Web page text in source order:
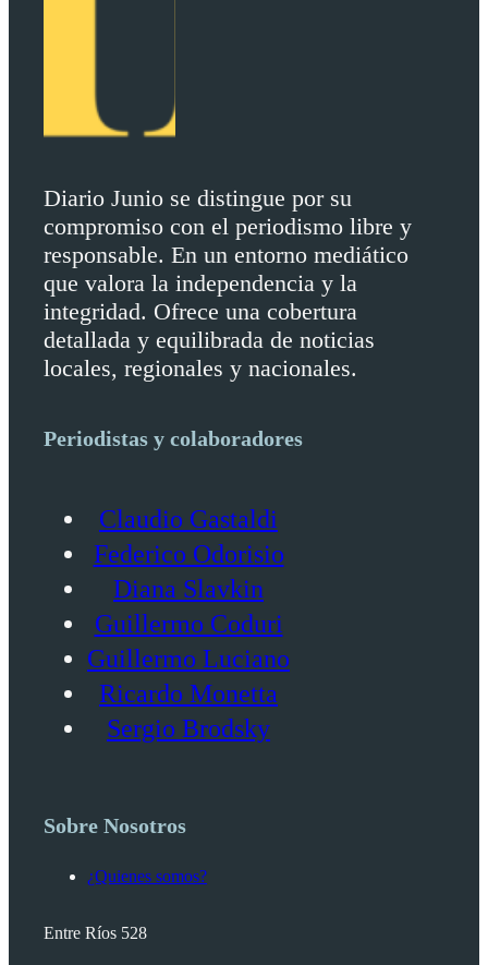
Diario Junio se distingue por su
compromiso con el periodismo libre y
responsable. En un entorno mediático
que valora la independencia y la
integridad. Ofrece una cobertura
detallada y equilibrada de noticias
locales, regionales y nacionales.
Periodistas y colaboradores
Claudio Gastaldi
Federico Odorisio
Diana Slavkin
Guillermo Coduri
Guillermo Luciano
Ricardo Monetta
Sergio Brodsky
Sobre Nosotros
¿Quienes somos?
Entre Ríos 528